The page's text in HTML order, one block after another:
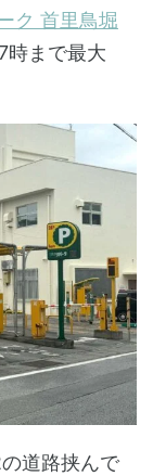
ク 首里鳥堀
時まで最大
道路挟んで